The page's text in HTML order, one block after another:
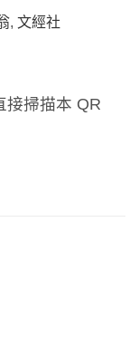
, 文經社
接掃描本 QR